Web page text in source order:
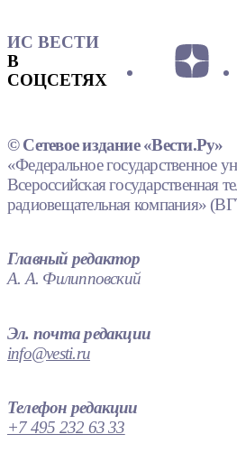
ИС ВЕСТИ
В
СОЦСЕТЯХ
© Сетевое издание «Вести.Ру»
«Федеральное государственное
Всероссийская государственная
радиовещательная компания»
Главный редактор
А. А. Филипповский
Эл. почта редакции
info@vesti.ru
Телефон редакции
+7 495 232 63 33